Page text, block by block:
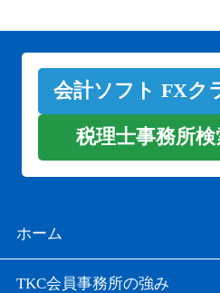
会計ソフト FXク
税理士事務所
ホーム
TKC会員事務所の強み